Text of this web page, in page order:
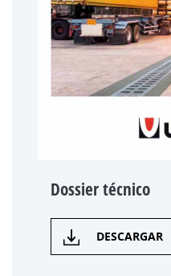
Dossier técnico
DESCARGAR